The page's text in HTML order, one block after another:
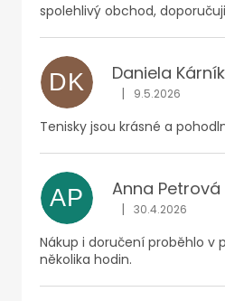
spolehlivý obchod,
DK Daniela
Hodnocení
| 9.5.2026
Tenisky jsou krásné a
AP Anna Petrová
Hodnocení
| 30.4.2026
Nákup i doručení proběhlo
několika hodin.